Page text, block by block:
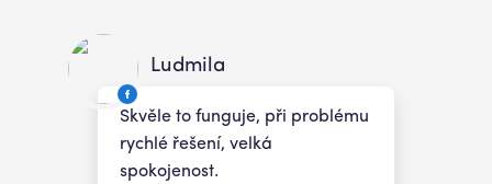
Ludmila
Skvěle to funguje, při problému
rychlé řešení, velká
spokojenost.